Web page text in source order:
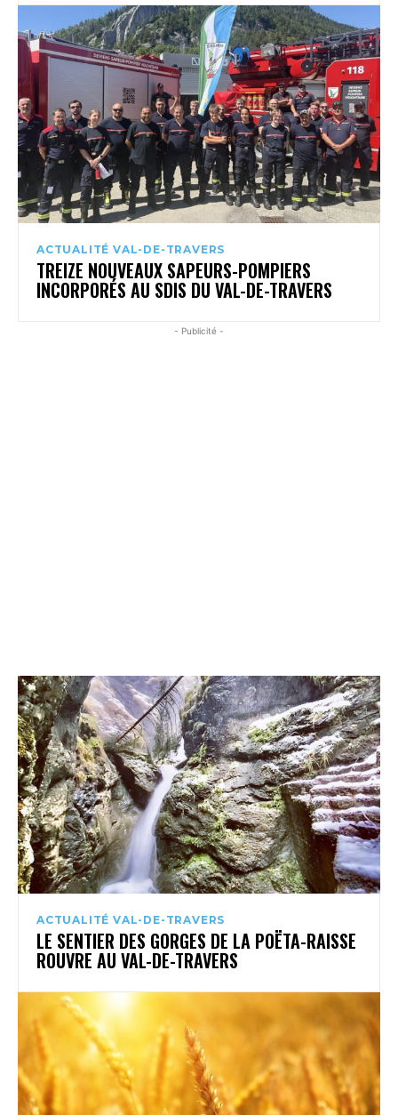
ACTUALITÉ VAL-DE-TRAVERS
TREIZE NOUVEAUX SAPEURS-POMPIERS
INCORPORÉS AU SDIS DU VAL-DE-TRAVERS
- Publicité -
ACTUALITÉ VAL-DE-TRAVERS
LE SENTIER DES GORGES DE LA POËTA-RAISSE
ROUVRE AU VAL-DE-TRAVERS